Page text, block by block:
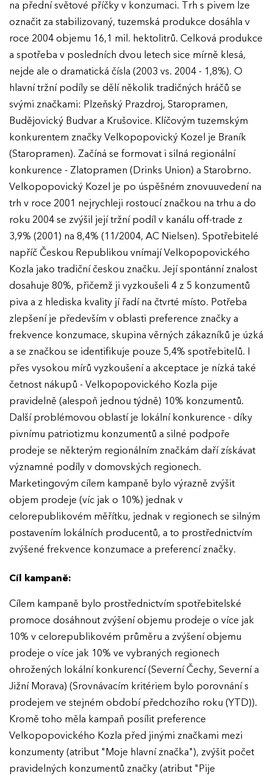
na přední světové příčky v konzumaci. Trh s pivem lze
označit za stabilizovaný, tuzemská produkce dosáhla v
roce 2004 objemu 16,1 mil. hektolitrů. Celková produkce
a spotřeba v posledních dvou letech sice mírně klesá,
nejde ale o dramatická čísla (2003 vs. 2004 - 1,8%). O
hlavní tržní podíly se dělí několik tradičných hráčů se
svými značkami: Plzeňský Prazdroj, Staropramen,
Budějovický Budvar a Krušovice. Klíčovým tuzemským
konkurentem značky Velkopopovický Kozel je Braník
(Staropramen). Začíná se formovat i silná regionální
konkurence - Zlatopramen (Drinks Union) a Starobrno.
Velkopopovický Kozel je po úspěšném znovuuvedení na
trh v roce 2001 nejrychleji rostoucí značkou na trhu a do
roku 2004 se zvýšil její tržní podíl v kanálu off-trade z
3,9% (2001) na 8,4% (11/2004, AC Nielsen). Spotřebitelé
napříč Českou Republikou vnímají Velkopopovického
Kozla jako tradiční českou značku. Její spontánní znalost
dosahuje 80%, přičemž ji vyzkoušeli 4 z 5 konzumentů
piva a z hlediska kvality jí řadí na čtvrté místo. Potřeba
zlepšení je především v oblasti preference značky a
frekvence konzumace, skupina věrných zákazníků je úzká
a se značkou se identifikuje pouze 5,4% spotřebitelů. I
přes vysokou mírů vyzkoušení a akceptace je nízká také
četnost nákupů - Velkopopovického Kozla pije
pravidelně (alespoň jednou týdně) 10% konzumentů.
Další problémovou oblastí je lokální konkurence - díky
pivnímu patriotizmu konzumentů a silné podpoře
prodeje se některým regionálním značkám daří získávat
významné podíly v domovských regionech.
Marketingovým cílem kampaně bylo výrazně zvýšit
objem prodeje (víc jak o 10%) jednak v
celorepublikovém měřítku, jednak v regionech se silným
postavením lokálních producentů, a to prostřednictvím
zvýšené frekvence konzumace a preferencí značky.
Cíl kampaně:
Cílem kampaně bylo prostřednictvím spotřebitelské
promoce dosáhnout zvýšení objemu prodeje o více jak
10% v celorepublikovém průměru a zvýšení objemu
prodeje o více jak 10% ve vybraných regionech
ohrožených lokální konkurencí (Severní Čechy, Severní a
Jižní Morava) (Srovnávacím kritériem bylo porovnání s
prodejem ve stejném období předchozího roku (YTD)).
Kromě toho měla kampaň posílit preference
Velkopopovického Kozla před jinými značkami mezi
konzumenty (atribut "Moje hlavní značka"), zvýšit počet
pravidelných konzumentů značky (atribut "Pije